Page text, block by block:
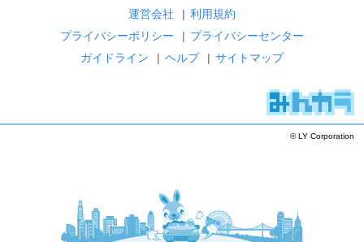
運営会社 | 利用規約
プライバシーポリシー
| プライバシーセンター
ガイドライン
| ヘルプ | サイトマップ
© LY Corporation